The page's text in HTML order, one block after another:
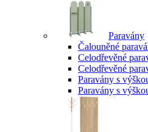
Paravány
Čalouněné
Celodřevěné
Celodřevěné
Paravány s
Paravány s